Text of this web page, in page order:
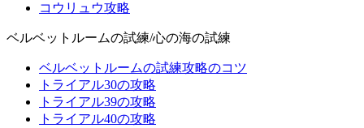
コウリュウ攻略
ベルベットルームの試練/心の海の試練
ベルベットルームの試練攻略のコツ
トライアル30の攻略
トライアル39の攻略
トライアル40の攻略